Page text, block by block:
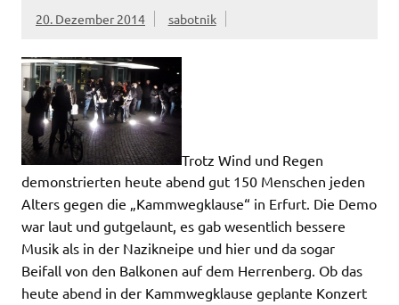
20. Dezember 2014 sabotnik
Trotz Wind und Regen
demonstrierten heute abend gut 150 Menschen jeden
Alters gegen die „Kammwegklause“ in Erfurt. Die Demo
war laut und gutgelaunt, es gab wesentlich bessere
Musik als in der Nazikneipe und hier und da sogar
Beifall von den Balkonen auf dem Herrenberg. Ob das
heute abend in der Kammwegklause geplante Konzert